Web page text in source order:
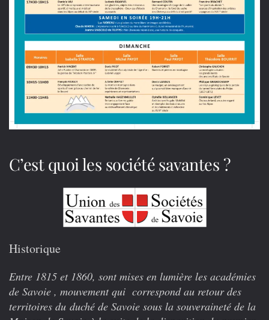
C’est quoi les société savantes ?
Historique
Entre 1815 et 1860, sont mises en lumière les académies
de Savoie , mouvement qui correspond au retour des
territoires du duché de Savoie sous la souveraineté de la